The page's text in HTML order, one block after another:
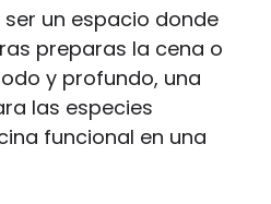
un espacio donde
preparas la cena o
y profundo, una
las especies
funcional en una